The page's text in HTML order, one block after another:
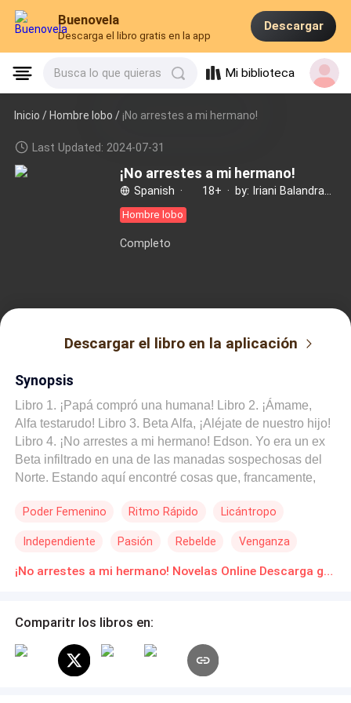
Buenovela
Descarga el libro gratis en la app
Descargar
Busca lo que quieras Mi biblioteca
Inicio /Hombre lobo / ¡No arrestes a mi hermano!
Last Updated: 2024-07-31
¡No arrestes a mi hermano!
Spanish · 18+ ·
Hombre lobo
Completo
Descargar el libro en la aplicación
Synopsis
Libro 1. ¡Papá compró una humana! Libro 2. ¡Ámame,
Alfa testarudo! Libro 3. Beta Alfa, ¡Aléjate de nuestro hijo!
Libro 4. ¡No arrestes a mi hermano! Edson. Yo era un ex
Beta infiltrado en una de las manadas sospechosas del
Norte. Estando aquí encontré cosas que, francamente,
hecho de que los machos de esta manada pensaran que
aquí los niños eran vendidos a una organización para
oscuros propósitos y secuestraban humanos por
el mejor juego de todos los tiempos. Sobreviví en este
Alfa me lo había pedido y porque creí que así restauraría
mi honor. Todo cambió cuando me gané la confianza de
Poder Femenino Ritmo Rápido Licántropo
Independiente Pasión Rebelde Venganza
¡No arrestes a mi hermano! Novelas Online Descarga gratuita de PDF
Comparitr los libros en: